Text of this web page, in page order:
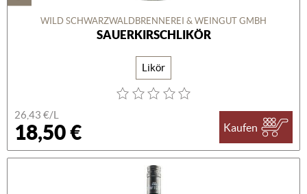
WILD SCHWARZWALDBRENNEREI & WEINGUT GMBH
SAUERKIRSCHLIKÖR
Likör
26,43 €/L
18,50 € Kaufen